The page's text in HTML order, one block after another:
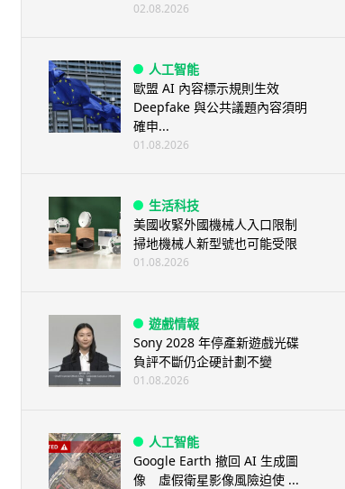
02.08.2026
人工智能
歐盟 AI 內容標示規則生效
Deepfake 與公共議題內容須明
確申...
01.08.2026
生活科技
美國收緊外國機械人入口限制
掃地機械人新型號也可能受限
01.08.2026
遊戲情報
Sony 2028 年停產新遊戲光碟
負評不斷仍企硬計劃不變
01.08.2026
人工智能
Google Earth 撤回 AI 生成圖
像 虛假衛星影像風險迫使 ...